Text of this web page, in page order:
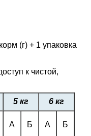
(г) + 1 упаковка
к чистой,
5 кг
6 кг
А Б А Б